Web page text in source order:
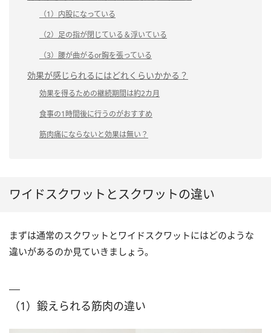
（1）内股になっている
（2）足の指が閉じている＆浮いている
（3）腰が曲がるor胸を張っている
効果が感じられるにはどれくらいかかる？
効果を得るための継続期間は約2カ月
食事の1時間後に行うのがおすすめ
筋肉痛にならないと効果は無い？
ワイドスクワットとスクワットの違い
まずは通常のスクワットとワイドスクワットにはどのような
違いがあるのか見ていきましょう。
（1）鍛えられる筋肉の違い